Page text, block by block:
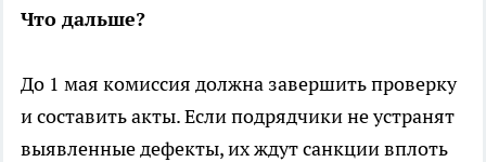
Что дальше?
До 1 мая комиссия должна завершить проверку
и составить акты. Если подрядчики не устранят
выявленные дефекты, их ждут санкции вплоть